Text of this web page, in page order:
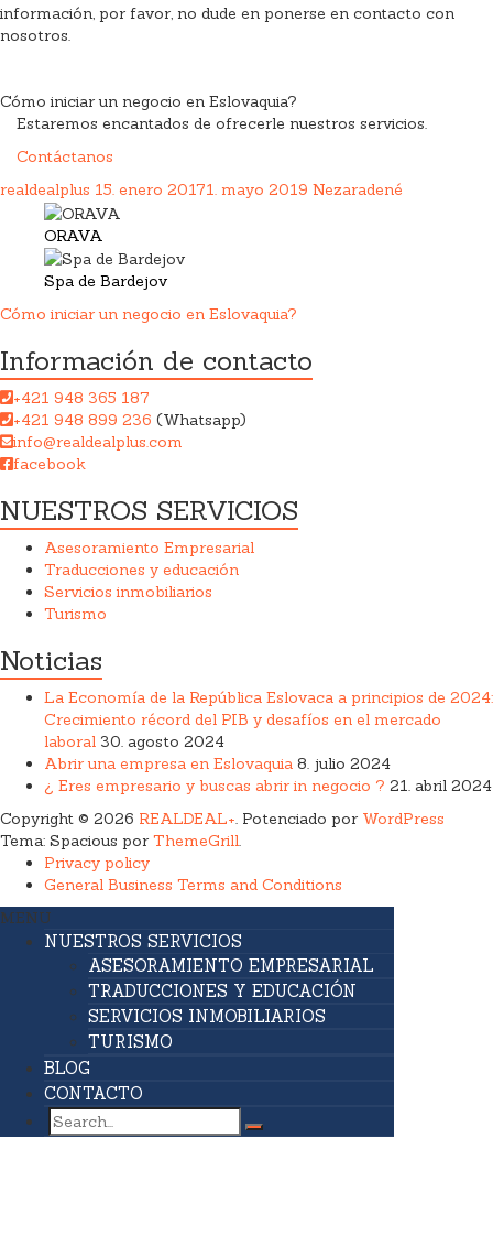
información, por favor, no dude en ponerse en contacto con
nosotros.
Cómo iniciar un negocio en Eslovaquia?
Estaremos encantados de ofrecerle nuestros servicios.
Contáctanos
realdealplus 15. enero 20171. mayo 2019 Nezaradené
ORAVA
Spa de Bardejov
Cómo iniciar un negocio en Eslovaquia?
Información de contacto
+421 948 365 187
+421 948 899 236 (Whatsapp)
info@realdealplus.com
facebook
NUESTROS SERVICIOS
Asesoramiento Empresarial
Traducciones y educación
Servicios inmobiliarios
Turismo
Noticias
La Economía de la República Eslovaca a principios de 2024:
Crecimiento récord del PIB y desafíos en el mercado
laboral 30. agosto 2024
Abrir una empresa en Eslovaquia 8. julio 2024
¿ Eres empresario y buscas abrir in negocio ? 21. abril 2024
Copyright © 2026 REALDEAL+. Potenciado por WordPress
Tema: Spacious por ThemeGrill.
Privacy policy
General Business Terms and Conditions
MENU
NUESTROS SERVICIOS
ASESORAMIENTO EMPRESARIAL
TRADUCCIONES Y EDUCACIÓN
SERVICIOS INMOBILIARIOS
TURISMO
BLOG
CONTACTO